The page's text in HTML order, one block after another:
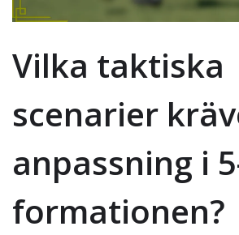
Vilka taktiska
scenarier
anpassning i
formationen?